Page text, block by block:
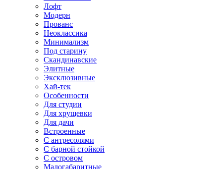
Лофт
Модерн
Прованс
Неоклассика
Минимализм
Под старину
Скандинавские
Элитные
Эксклюзивные
Хай-тек
Особенности
Для студии
Для хрущевки
Для дачи
Встроенные
С антресолями
С барной стойкой
С островом
Малогабаритные